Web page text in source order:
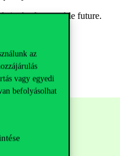
az
vagy egyedi
befolyásolhat
in the foreseeable future.